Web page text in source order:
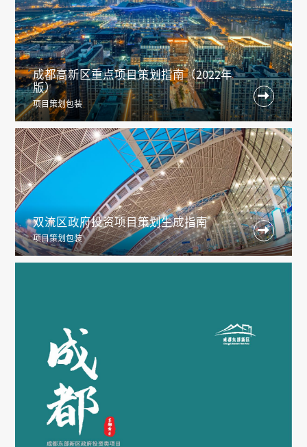
成都高新区重点项目策划指南（2022年
版）
项目策划包装

双流区政府投资项目策划生成指南
项目策划包装
